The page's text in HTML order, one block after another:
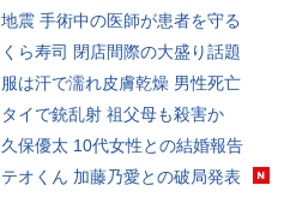
地震 手術中の医師が患者を守る
くら寿司 閉店間際の大盛り話題
服は汗で濡れ皮膚乾燥 男性死亡
タイで銃乱射 祖父母も殺害か
久保優太 10代女性との結婚報告
テオくん 加藤乃愛との破局発表